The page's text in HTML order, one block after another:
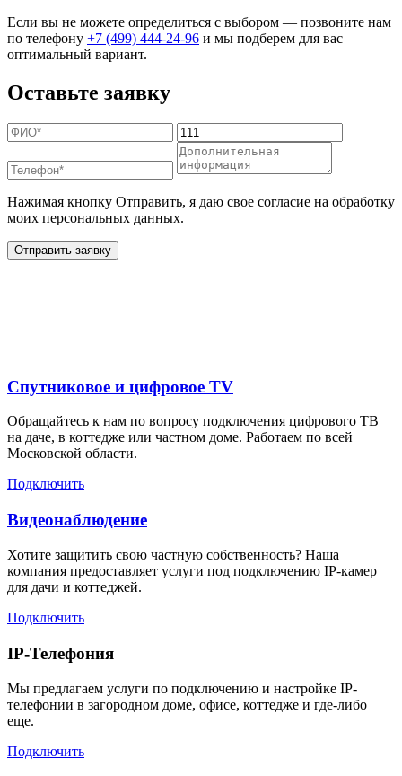
Если вы не можете определиться с выбором — позвоните нам
по телефону +7 (499) 444-24-96 и мы подберем для вас
оптимальный вариант.
Оставьте заявку
Нажимая кнопку Отправить, я даю свое согласие на обработку
моих персональных данных.
Отправить заявку
Спутниковое и цифровое TV
Обращайтесь к нам по вопросу подключения цифрового ТВ
на даче, в коттедже или частном доме. Работаем по всей
Московской области.
Подключить
Видеонаблюдение
Хотите защитить свою частную собственность? Наша
компания предоставляет услуги под подключению IP-камер
для дачи и коттеджей.
Подключить
IP-Телефония
Мы предлагаем услуги по подключению и настройке IP-
телефонии в загородном доме, офисе, коттедже и где-либо
еще.
Подключить